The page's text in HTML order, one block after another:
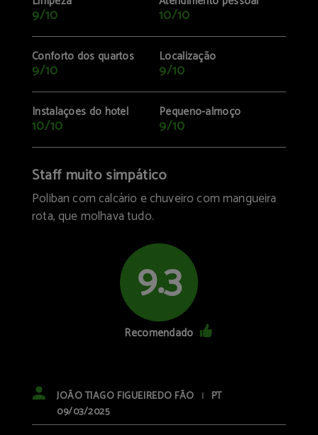
9/10 10/10
Conforto dos quartos
9/10
Localização
9/10
Instalações do hotel
10/10
Pequeno-almoço
9/10
Staff muito simpático
Poliban com calcário e chuveiro com mangueira
rota, que molhava tudo.
9.3
Recomendado
JOÃO TIAGO FIGUEIREDO FÃO |
PT
09/03/2025